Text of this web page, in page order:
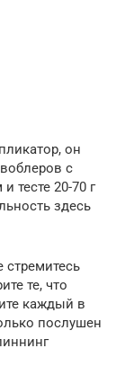
он
с
тесте 20-70 г
здесь
стремитесь
те, что
каждый в
послушен